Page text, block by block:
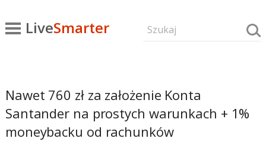
LiveSmarter
Nawet 760 zł za założenie Konta
Santander na prostych warunkach + 1%
moneybacku od rachunków